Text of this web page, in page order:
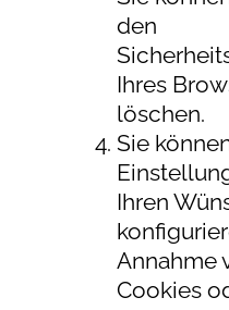
den
Ihres
löschen.
Sie
Ihren
Annahme
Cookies